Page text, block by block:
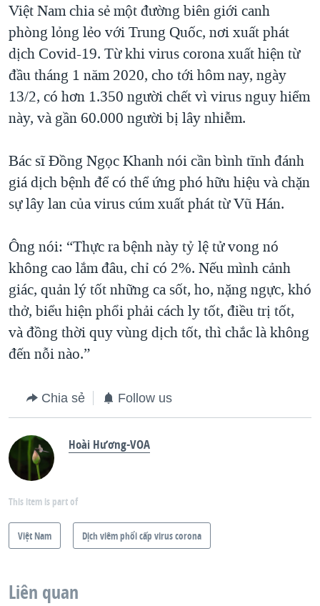
Việt Nam chia sẻ một đường biên giới canh
phòng lỏng lẻo với Trung Quốc, nơi xuất phát
dịch Covid-19. Từ khi virus corona xuất hiện từ
đầu tháng 1 năm 2020, cho tới hôm nay, ngày
13/2, có hơn 1.350 người chết vì virus nguy hiểm
này, và gần 60.000 người bị lây nhiễm.
Bác sĩ Đồng Ngọc Khanh nói cần bình tĩnh đánh
giá dịch bệnh để có thể ứng phó hữu hiệu và chặn
sự lây lan của virus cúm xuất phát từ Vũ Hán.
Ông nói: “Thực ra bệnh này tỷ lệ tử vong nó
không cao lắm đâu, chỉ có 2%. Nếu mình cảnh
giác, quản lý tốt những ca sốt, ho, nặng ngực, khó
thở, biểu hiện phổi phải cách ly tốt, điều trị tốt,
và đồng thời quy vùng dịch tốt, thì chắc là không
đến nỗi nào.”
Chia sẻ Follow us
Hoài Hương-VOA
This item is part of
Việt Nam Dịch viêm phổi cấp virus corona
Liên quan